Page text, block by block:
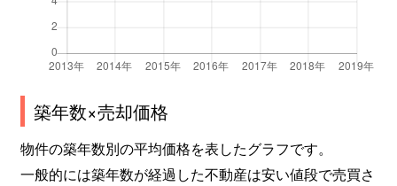
築年数×売却価格
物件の築年数別の平均価格を表したグラフです。
一般的には築年数が経過した不動産は安い値段で売買さ